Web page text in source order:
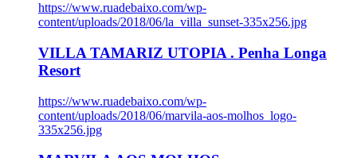
https://www.ruadebaixo.com/wp-
content/uploads/2018/06/la_villa_sunset-335x256.jpg
VILLA TAMARIZ UTOPIA . Penha Longa
Resort
https://www.ruadebaixo.com/wp-
content/uploads/2018/06/marvila-aos-molhos_logo-
335x256.jpg